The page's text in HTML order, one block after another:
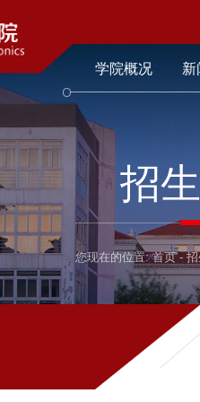
学院概况 新
招
您现在的位置: 首页 -